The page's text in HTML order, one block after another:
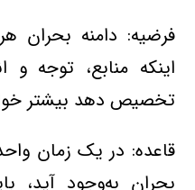
فرضیه: دامنه‌ بحران
اینکه‌ منابع، توجه‌
تخصیص‌ دهد بیشتر
قاعده: در یک‌ زمان‌
بحران به‌وجود آید،